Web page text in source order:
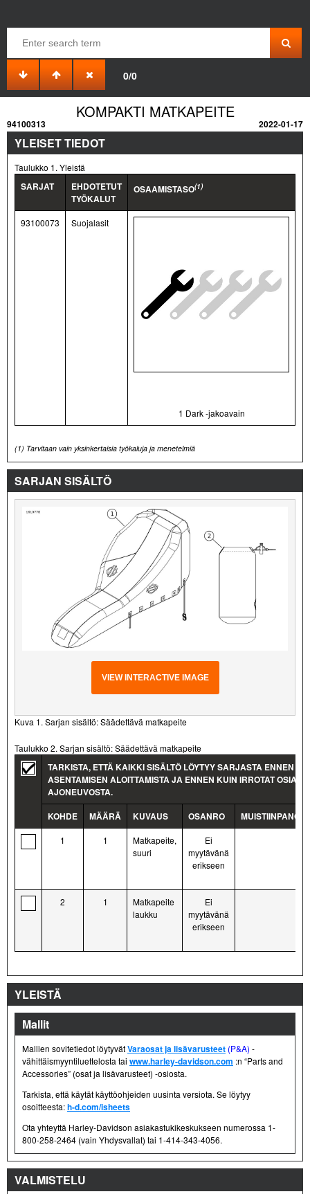
0/0
KOMPAKTI MATKAPEITE
94100313 2022-01-17
YLEISET TIEDOT
Taulukko 1. Yleistä
SARJAT
EHDOTETUT
TYÖKALUT
OSAAMISTASO(1)
93100073 Suojalasit
1 Dark -jakoavain
(1) Tarvitaan vain yksinkertaisia työkaluja ja menetelmiä
SARJAN SISÄLTÖ
VIEW INTERACTIVE IMAGE
Kuva 1. Sarjan sisältö: Säädettävä matkapeite
Taulukko 2. Sarjan sisältö: Säädettävä matkapeite
TARKISTA, ETTÄ KAIKKI SISÄLTÖ LÖYTYY SARJASTA ENNEN
ASENTAMISEN ALOITTAMISTA JA ENNEN KUIN IRROTAT OSIA
AJONEUVOSTA.
KOHDE
MÄÄRÄ KUVAUS OSANRO
1 1
Matkapeite,
suuri
Ei
myytävänä
erikseen
2 1
Matkapeite
laukku
Ei
myytävänä
erikseen
YLEISTÄ
Mallit
Mallien sovitetiedot löytyvätVaraosat ja lisävarusteet (P&A) -
vähittäismyyntiluettelosta tai www.harley-davidson.com :n “Parts and
Accessories” (osat ja lisävarusteet) -osiosta.
Tarkista, että käytät käyttöohjeiden uusinta versiota. Se löytyy
osoitteesta:h-d.com/isheets
Ota yhteyttä Harley-Davidson asiakastukikeskukseen numerossa 1-
800-258-2464 (vain Yhdysvallat) tai 1-414-343-4056.
VALMISTELU